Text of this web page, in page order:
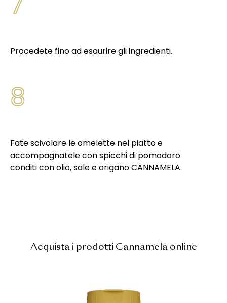
Acquista i prodotti Cannamela online
Procedete fino ad esaurire gli ingredienti.
8
Fate scivolare le omelette nel piatto e
accompagnatele con spicchi di pomodoro
conditi con olio, sale e origano CANNAMELA.